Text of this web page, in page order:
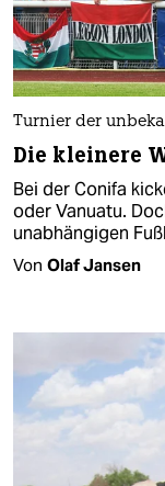
Turnier der
Die kleinere
Bei der Conifa
oder Vanuatu.
unabhängigen
Von Olaf Jansen